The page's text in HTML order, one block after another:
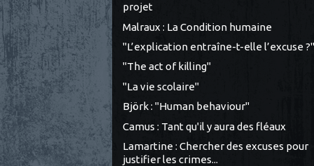
projet
Malraux : La Condition humaine
"L’explication entraîne-t-elle l’excuse ?"
"The act of killing"
"La vie scolaire"
Björk : "Human behaviour"
Camus : Tant qu'il y aura des fléaux
Lamartine : Chercher des excuses pour
justifier les crimes...